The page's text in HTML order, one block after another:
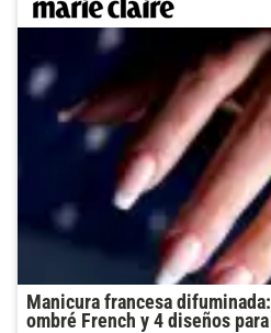
Manicura francesa
ombré French y 4 diseños